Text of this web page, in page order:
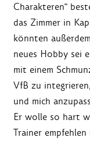
Charakteren"
das Zimmer in
könnten
neues Hobby sei
mit einem
VfB zu
und mich
Er wolle so hart
Trainer